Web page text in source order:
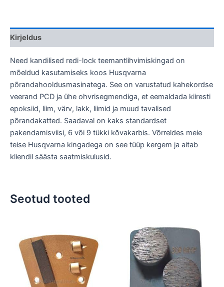
Kirjeldus
Need kandilised redi-lock teemantlihvimiskingad on
mõeldud kasutamiseks koos Husqvarna
põrandahooldusmasinatega. See on varustatud kahekordse
veerand PCD ja ühe ohvrisegmendiga, et eemaldada kiiresti
epoksiid, liim, värv, lakk, liimid ja muud tavalised
põrandakatted. Saadaval on kaks standardset
pakendamisviisi, 6 või 9 tükki kõvakarbis. Võrreldes meie
teise Husqvarna kingadega on see tüüp kergem ja aitab
kliendil säästa saatmiskulusid.
Seotud tooted